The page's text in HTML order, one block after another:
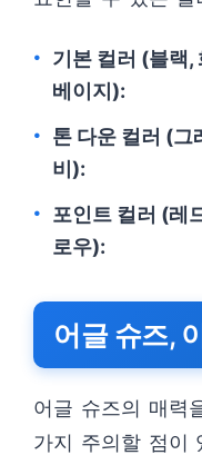
기본 컬러 (블랙,
베이지):
톤 다운 컬러 (그
비):
포인트 컬러 (레
로우):
어글 슈즈,
어글 슈즈의 매력
가지 주의할 점이